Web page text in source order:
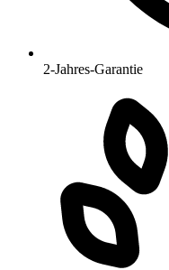
2-Jahres-Garantie